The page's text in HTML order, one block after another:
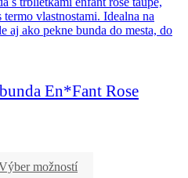
En*Fant Rose
možností